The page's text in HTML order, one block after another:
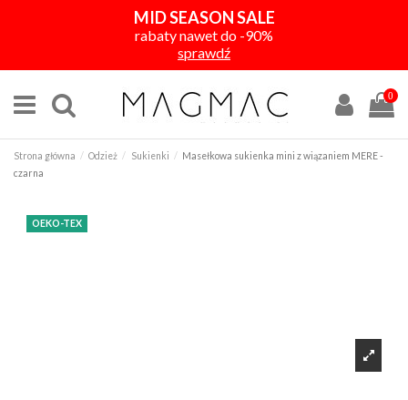
MID SEASON SALE
rabaty nawet do -90%
sprawdź
0
Strona główna Odzież Sukienki
Masełkowa sukienka mini z wiązaniem MERE -
czarna
OEKO-TEX